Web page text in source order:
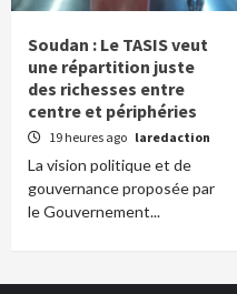
Soudan : Le TASIS veut
une répartition juste
des richesses entre
centre et périphéries
19 heures ago laredaction
La vision politique et de
gouvernance proposée par
le Gouvernement...